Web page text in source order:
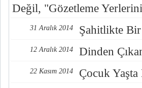
Değil, "Gözetleme
31 Aralık 2014 Şahitlikte
12 Aralık 2014 Dinden
22 Kasım 2014 Çocuk